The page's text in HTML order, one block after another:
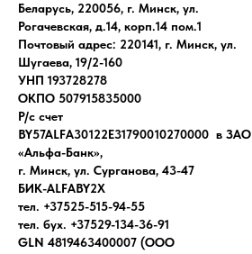
Беларусь, 220056, г. Минск, ул.
Рогачевская, д.14, корп.14 пом.1
Почтовый адрес: 220141, г. Минск, ул.
Шугаева, 19/2-160
УНП 193728278
ОКПО 507915835000
Р/с счет
BY57ALFA30122E31790010270000 в ЗАО
«Альфа-Банк»,
г. Минск, ул. Сурганова, 43-47
БИК-ALFABY2X
тел. +37525-515-94-55
тел. бух. +37529-134-36-91
GLN 4819463400007 (ООО